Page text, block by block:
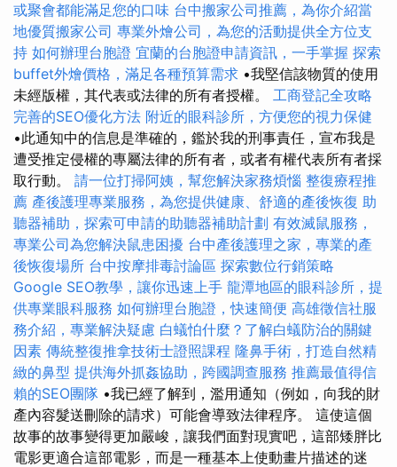
或聚會都能滿足您的口味 台中搬家公司推薦，為你介紹當
地優質搬家公司 專業外燴公司，為您的活動提供全方位支
持 如何辦理台胞證 宜蘭的台胞證申請資訊，一手掌握 探索
buffet外燴價格，滿足各種預算需求 •我堅信該物質的使用
未經版權，其代表或法律的所有者授權。 工商登記全攻略
完善的SEO優化方法 附近的眼科診所，方便您的視力保健
•此通知中的信息是準確的，鑑於我的刑事責任，宣布我是
遭受推定侵權的專屬法律的所有者，或者有權代表所有者採
取行動。 請一位打掃阿姨，幫您解決家務煩惱 整復療程推
薦 產後護理專業服務，為您提供健康、舒適的產後恢復 助
聽器補助，探索可申請的助聽器補助計劃 有效滅鼠服務，
專業公司為您解決鼠患困擾 台中產後護理之家，專業的產
後恢復場所 台中按摩排毒討論區 探索數位行銷策略
Google SEO教學，讓你迅速上手 龍潭地區的眼科診所，提
供專業眼科服務 如何辦理台胞證，快速簡便 高雄徵信社服
務介紹，專業解決疑慮 白蟻怕什麼？了解白蟻防治的關鍵
因素 傳統整復推拿技術士證照課程 隆鼻手術，打造自然精
緻的鼻型 提供海外抓姦協助，跨國調查服務 推薦最值得信
賴的SEO團隊 •我已經了解到，濫用通知（例如，向我的財
產內容髮送刪除的請求）可能會導致法律程序。 這使這個
故事的故事變得更加嚴峻，讓我們面對現實吧，這部矮胖比
電影更適合這部電影，而是一種基本上使動畫片描述的迷